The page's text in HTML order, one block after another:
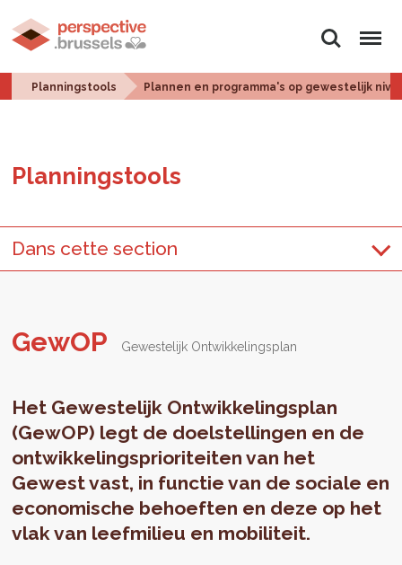
Zoeken Menu
Planningstools Plannen en programma's op gewestelijk
Plan­ningstools
Dans cette section
GewOP Gewestelijk Ontwikkelingsplan
Het Gewestelijk Ontwikkelingsplan
(GewOP) legt de doelstellingen en de
ontwikkelingsprioriteiten van het
Gewest vast, in functie van de sociale en
economische behoeften en deze op het
vlak van leefmilieu en mobiliteit.